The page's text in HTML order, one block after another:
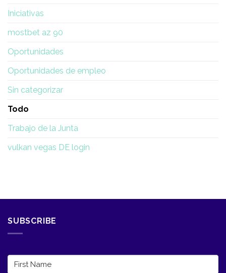
Iniciativas
mostbet az 90
Oportunidades
Oportunidades de empleo
Sin categorizar
Todo
Trabajo de la Junta
vulkan vegas DE login
SUBSCRIBE